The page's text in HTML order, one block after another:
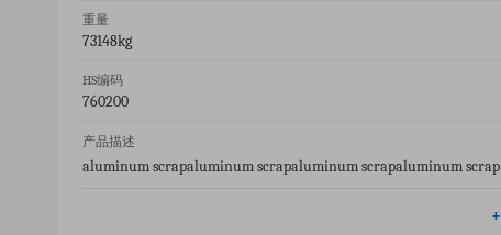
重量
73148kg
HS编码
760200
产品描述
aluminum scrapaluminum scrapaluminum scrapaluminum scrap
+